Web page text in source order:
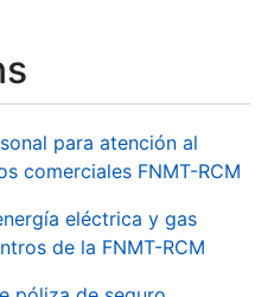
para atención al
comerciales FNMT-RCM
eléctrica y gas
de la FNMT-RCM